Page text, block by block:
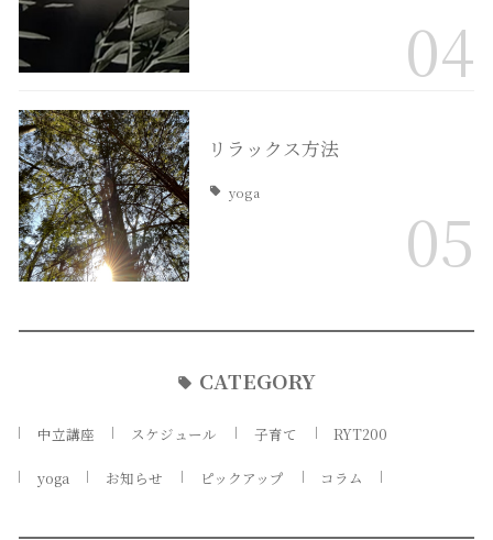
04
リラックス方法
yoga
05
CATEGORY
中立講座 スケジュール 子育て RYT200
yoga お知らせ ピックアップ コラム